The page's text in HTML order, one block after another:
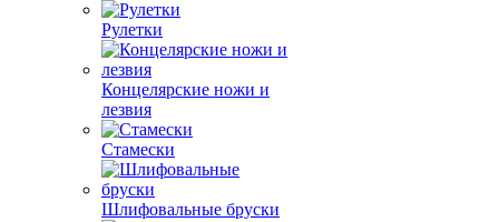
Рулетки
Концелярские ножи и
лезвия
Стамески
Шлифовальные бруски